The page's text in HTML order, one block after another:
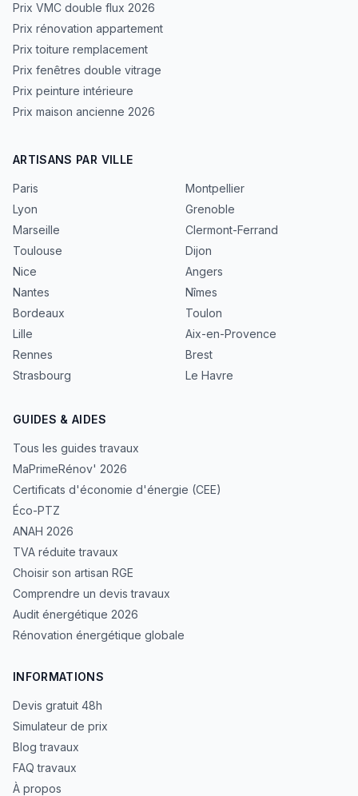
Prix VMC double flux 2026
Prix rénovation appartement
Prix toiture remplacement
Prix fenêtres double vitrage
Prix peinture intérieure
Prix maison ancienne 2026
ARTISANS PAR VILLE
Paris
Lyon
Marseille
Toulouse
Nice
Nantes
Bordeaux
Lille
Rennes
Strasbourg
Montpellier
Grenoble
Clermont-Ferrand
Dijon
Angers
Nîmes
Toulon
Aix-en-Provence
Brest
Le Havre
GUIDES & AIDES
Tous les guides travaux
MaPrimeRénov' 2026
Certificats d'économie d'énergie (CEE)
Éco-PTZ
ANAH 2026
TVA réduite travaux
Choisir son artisan RGE
Comprendre un devis travaux
Audit énergétique 2026
Rénovation énergétique globale
INFORMATIONS
Devis gratuit 48h
Simulateur de prix
Blog travaux
FAQ travaux
À propos